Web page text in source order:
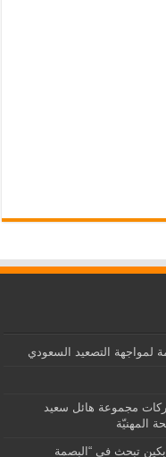
لمواجهة التصعيد السعودي
مجموعة هائل سعيد
المهنيّة
تبحث في “البصمة